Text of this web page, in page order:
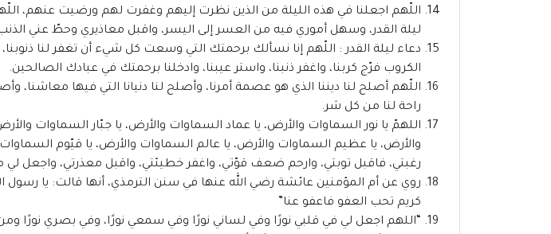
اللّهم اجعلنا في هذه الليلة من الذين نظرت إليهم وغفرت لهم ورضيت عنهم،
ليلة القدر، وسهل أموري فيه من العسر إلى اليسر، واقبل معاذيري وحطّ عني الذنب
دعاء ليلة القدر : اللّهم إنا نسألك برحمتك التي وسعت كل شيء أن تغفر لنا ذنوبنا،
الكروب فرّج كربنا، واغفر ذنبنا، واستر عيبنا، وادخلنا برحمتك في عبادك الصالحين.
اللّهم أصلح لنا ديننا الذي هو عصمة أمرنا، وأصلح لنا دنيانا التي فيها معاشنا،
راحة لنا من كل شر.
اللهمّ يا نور السماوات والأرض، يا عماد السماوات والأرض، يا جبّار السماوات
والأرض، يا عظيم السماوات والأرض، يا عالم السماوات والأرض، يا قيّوم
رغبتي، فاقبل توبتي، وارحم ضعف قوّتي، واغفر خطيئتي، واقبل معذرتي، واجعل لي
روي عن أم المؤمنين عائشة رضي الله عنها في سنن الترمذي، أنها قالت: يا رسول
كريم تحب العفو فاعفو عنا”
“اللهم اجعل لي في قلبي نورًا وفي لساني نورًا وفي سمعي نورًا، وفي بصري نورًا